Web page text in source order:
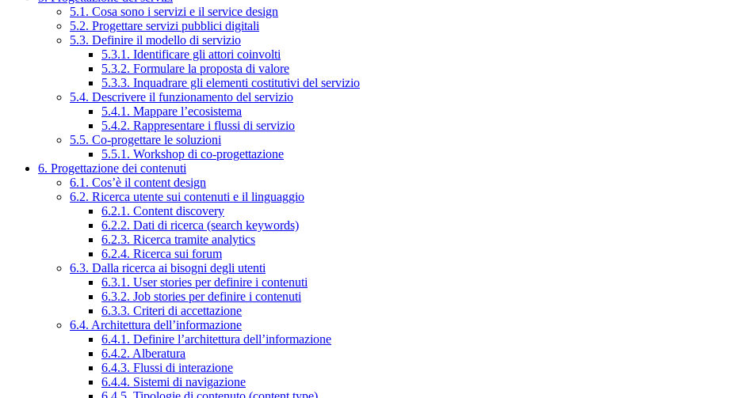
5.1. Cosa sono i servizi e il service design
5.2. Progettare servizi pubblici digitali
5.3. Definire il modello di servizio
5.3.1. Identificare gli attori coinvolti
5.3.2. Formulare la proposta di valore
5.3.3. Inquadrare gli elementi costitutivi del servizio
5.4. Descrivere il funzionamento del servizio
5.4.1. Mappare l’ecosistema
5.4.2. Rappresentare i flussi di servizio
5.5. Co-progettare le soluzioni
5.5.1. Workshop di co-progettazione
6. Progettazione dei contenuti
6.1. Cos’è il content design
6.2. Ricerca utente sui contenuti e il linguaggio
6.2.1. Content discovery
6.2.2. Dati di ricerca (search keywords)
6.2.3. Ricerca tramite analytics
6.2.4. Ricerca sui forum
6.3. Dalla ricerca ai bisogni degli utenti
6.3.1. User stories per definire i contenuti
6.3.2. Job stories per definire i contenuti
6.3.3. Criteri di accettazione
6.4. Architettura dell’informazione
6.4.1. Definire l’architettura dell’informazione
6.4.2. Alberatura
6.4.3. Flussi di interazione
6.4.4. Sistemi di navigazione